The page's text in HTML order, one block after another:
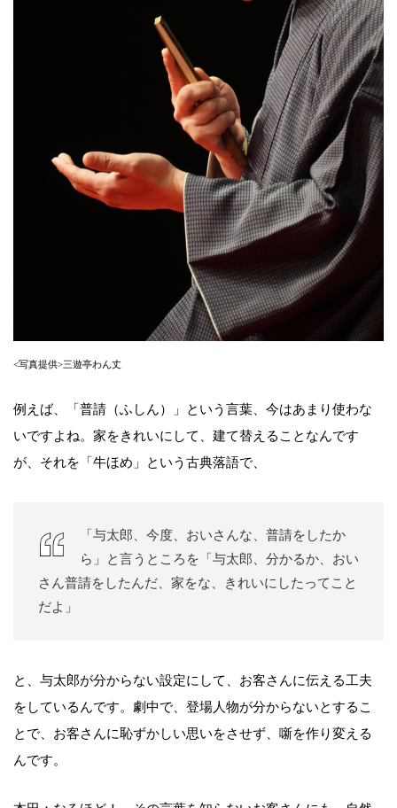
<写真提供>三遊亭わん丈
例えば、「普請（ふしん）」という言葉、今はあまり使わな
いですよね。家をきれいにして、建て替えることなんです
が、それを「牛ほめ」という古典落語で、
「与太郎、今度、おいさんな、普請をしたか
ら」と言うところを「与太郎、分かるか、おい
さん普請をしたんだ、家をな、きれいにしたってこと
だよ」
と、与太郎が分からない設定にして、お客さんに伝える工夫
をしているんです。劇中で、登場人物が分からないとするこ
とで、お客さんに恥ずかしい思いをさせず、噺を作り変える
んです。